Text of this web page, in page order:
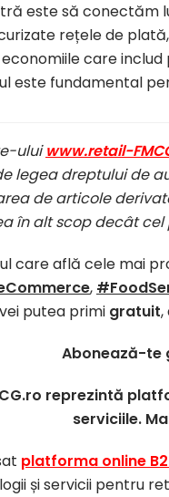
este să conectăm
rețele de
care
este fundamental
uluiwww.retail-
legea dreptului de
de articole
în alt scop decât
care află cele mai
,
vei putea primi gratuit,
Abonează-te
reprezintă
serviciile.
platforma online
și servicii pentru